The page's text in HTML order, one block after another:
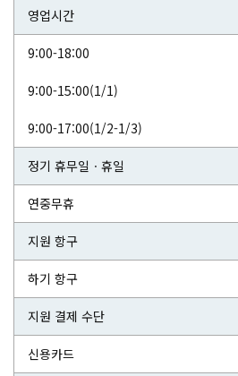
영업시간
9:00-18:00
9:00-15:00(1/1)
9:00-17:00(1/2-1/3)
정기 휴무일ㆍ휴일
연중무휴
지원 항구
하기 항구
지원 결제 수단
신용카드